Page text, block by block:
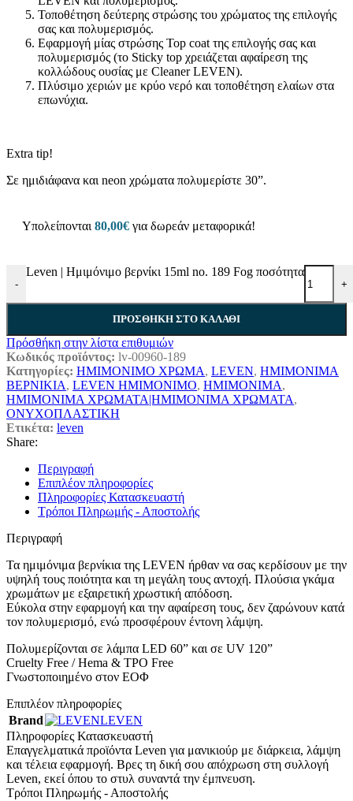
Τοποθέτηση δεύτερης στρώσης του χρώματος της επιλογής
σας και πολυμερισμός.
Εφαρμογή μίας στρώσης Top coat της επιλογής σας και
πολυμερισμός (το Sticky top χρειάζεται αφαίρεση της
κολλώδους ουσίας με Cleaner LEVEN).
Πλύσιμο χεριών με κρύο νερό και τοποθέτηση ελαίων στα
επωνύχια.
Extra tip!
Σε ημιδιάφανα και neon χρώματα πολυμερίστε 30”.
Υπολείπονται 80,00€ για δωρεάν μεταφορικά!
-
Leven | Ημιμόνιμο βερνίκι 15ml no. 189 Fog ποσότητα
+
ΠΡΟΣΘΉΚΗ ΣΤΟ ΚΑΛΆΘΙ
Πρόσθήκη στην λίστα επιθυμιών
Κωδικός προϊόντος: lv-00960-189
Κατηγορίες: ΗΜΙΜΟΝΙΜΟ ΧΡΩΜΑ, LEVEN, ΗΜΙΜΟΝΙΜΑ
ΒΕΡΝΙΚΙΑ, LEVEN ΗΜΙΜΟΝΙΜΟ, ΗΜΙΜΟΝΙΜΑ,
ΗΜΙΜΟΝΙΜΑ ΧΡΩΜΑΤΑ|ΗΜΙΜΟΝΙΜΑ ΧΡΩΜΑΤΑ,
ΟΝΥΧΟΠΛΑΣΤΙΚΗ
Ετικέτα: leven
Share:
Περιγραφή
Επιπλέον πληροφορίες
Πληροφορίες Κατασκευαστή
Τρόποι Πληρωμής - Αποστολής
Περιγραφή
Τα ημιμόνιμα βερνίκια της LEVEN ήρθαν να σας κερδίσουν με την
υψηλή τους ποιότητα και τη μεγάλη τους αντοχή. Πλούσια γκάμα
χρωμάτων με εξαιρετική χρωστική απόδοση.
Εύκολα στην εφαρμογή και την αφαίρεση τους, δεν ζαρώνουν κατά
τον πολυμερισμό, ενώ προσφέρουν έντονη λάμψη.
Πολυμερίζονται σε λάμπα LED 60” και σε UV 120”
Cruelty Free / Hema & TPO Free
Γνωστοποιημένο στον ΕΟΦ
Επιπλέον πληροφορίες
Brand
LEVEN
Πληροφορίες Κατασκευαστή
Επαγγελματικά προϊόντα Leven για μανικιούρ με διάρκεια, λάμψη
και τέλεια εφαρμογή. Βρες τη δική σου απόχρωση στη συλλογή
Leven, εκεί όπου το στυλ συναντά την έμπνευση.
Τρόποι Πληρωμής - Αποστολής